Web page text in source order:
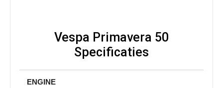
Vespa Primavera 50
Specificaties
ENGINE